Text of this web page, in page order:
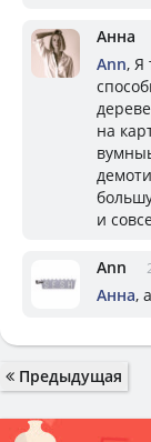
Анна
Ann, Я
на
и
Ann
Анна,
Предыдущая